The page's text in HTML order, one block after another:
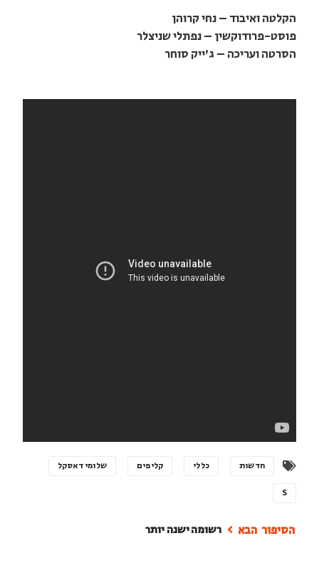
הקלטה ואיבוד – נחי קרוהן
פוסט-פרודוקשין – נפתלי שניצלר
הסרטה ועריכה – ג'ייק סוחר
חדשות כללי קליפים שלומי דאסקל
S
רשומה ישנה יותר